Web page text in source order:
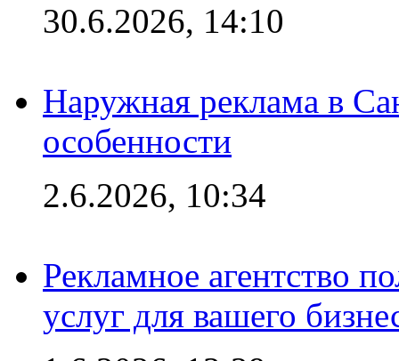
30.6.2026, 14:10
Наружная реклама в
особенности
2.6.2026, 10:34
Рекламное агентство
услуг для вашего